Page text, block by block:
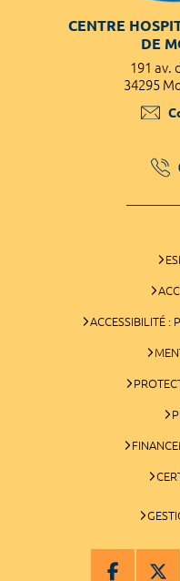
CENTRE
DE
191 av.
34295
ACCESSIBILITÉ :